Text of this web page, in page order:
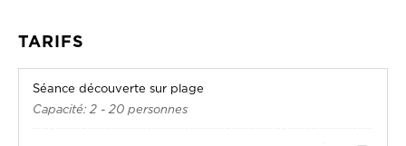
TARIFS
Séance découverte sur plage
Capacité: 2 - 20 personnes